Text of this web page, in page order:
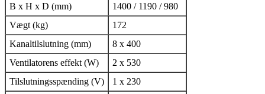
B x H x D (mm)
1400 / 1190 / 980
Vægt (kg)
172
Kanaltilslutning (mm)
8 x 400
Ventilatorens effekt (W)
2 x 530
Tilslutningsspænding (V)
1 x 230